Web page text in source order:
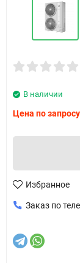
В наличии
Цена по запросу
Избранное
Заказ по